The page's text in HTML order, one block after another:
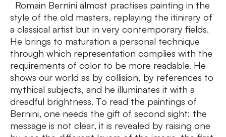
Romain Bernini almost practises painting in the
style of the old masters, replaying the itinirary of
a classical artist but in very contemporary fields.
He brings to maturation a personal technique
through which representation complies with the
requirements of color to be more readable. He
shows our world as by collision, by references to
mythical subjects, and he illuminates it with a
dreadful brightness. To read the paintings of
Bernini, one needs the gift of second sight: the
message is not clear, it is revealed by raising one